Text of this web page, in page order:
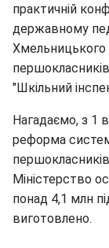
практичній
державному
Хмельницького
"Шкільний
Нагадаємо, з 1
реформа
Міністерство
понад 4,1 млн
виготовлено.